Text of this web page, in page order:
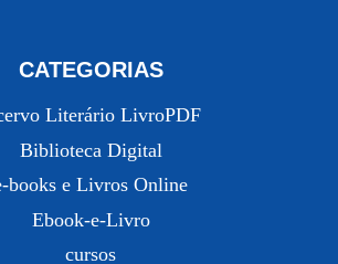
CATEGORIAS
Literário LivroPDF
Biblioteca Digital
books e Livros Online
Ebook-e-Livro
cursos